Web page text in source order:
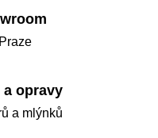
a opravy
a mlýnků